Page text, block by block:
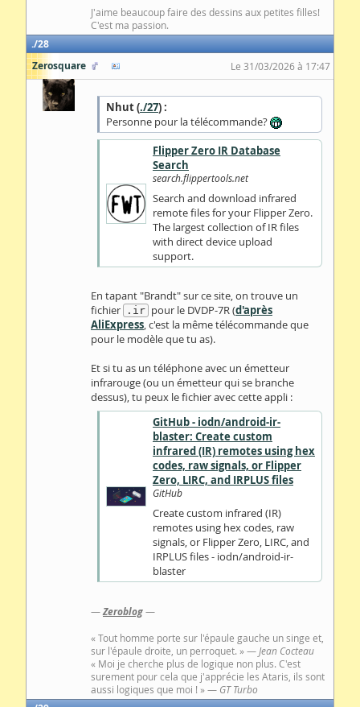
J'aime beaucoup faire des dessins aux petites filles!
C'est ma passion.
28
Zerosquare
Le 31/03/2026 à 17:47
Nhut (./27) :
Personne pour la télécommande?
Flipper Zero IR Database
Search
search.flippertools.net
Search and download infrared
remote files for your Flipper Zero.
The largest collection of IR files
with direct device upload
support.
En tapant "Brandt" sur ce site, on trouve un
fichier
.ir pour le DVDP-7R (d'après
AliExpress, c'est la même télécommande que
pour le modèle que tu as).
Et si tu as un téléphone avec un émetteur
infrarouge (ou un émetteur qui se branche
dessus), tu peux le fichier avec cette appli :
GitHub - iodn/android-ir-
blaster: Create custom
infrared (IR) remotes using hex
codes, raw signals, or Flipper
Zero, LIRC, and IRPLUS files
GitHub
Create custom infrared (IR)
remotes using hex codes, raw
signals, or Flipper Zero, LIRC, and
IRPLUS files - iodn/android-ir-
blaster
—Zeroblog—
« Tout homme porte sur l'épaule gauche un singe et,
sur l'épaule droite, un perroquet. » — Jean Cocteau
« Moi je cherche plus de logique non plus. C'est
surement pour cela que j'apprécie les Ataris, ils sont
aussi logiques que moi ! » — GT Turbo